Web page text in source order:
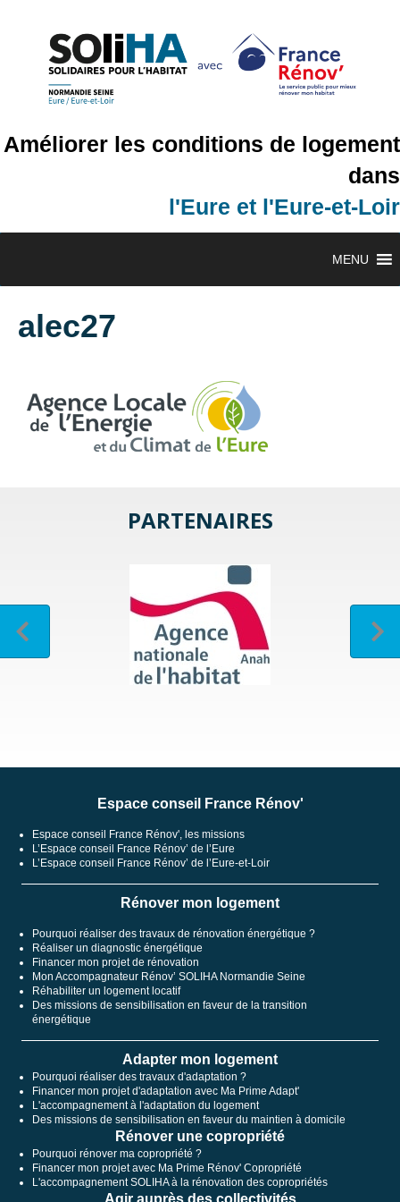
Améliorer les conditions de logement
dans
l'Eure et l'Eure-et-Loir
MENU
alec27
PARTENAIRES
Espace conseil France Rénov'
Espace conseil France Rénov', les missions
L’Espace conseil France Rénov’ de l’Eure
L’Espace conseil France Rénov’ de l’Eure-et-Loir
Rénover mon logement
Pourquoi réaliser des travaux de rénovation énergétique ?
Réaliser un diagnostic énergétique
Financer mon projet de rénovation
Mon Accompagnateur Rénov’ SOLIHA Normandie Seine
Réhabiliter un logement locatif
Des missions de sensibilisation en faveur de la transition
énergétique
Adapter mon logement
Pourquoi réaliser des travaux d'adaptation ?
Financer mon projet d'adaptation avec Ma Prime Adapt'
L'accompagnement à l'adaptation du logement
Des missions de sensibilisation en faveur du maintien à domicile
Rénover une copropriété
Pourquoi rénover ma copropriété ?
Financer mon projet avec Ma Prime Rénov' Copropriété
L'accompagnement SOLIHA à la rénovation des copropriétés